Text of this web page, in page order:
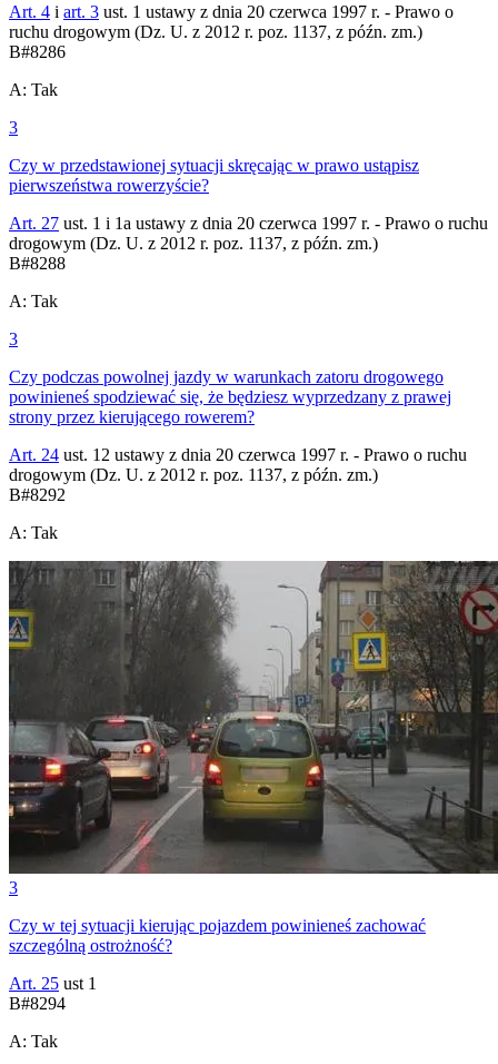
Art. 4 i art. 3 ust. 1 ustawy z dnia 20 czerwca 1997 r. - Prawo o
ruchu drogowym (Dz. U. z 2012 r. poz. 1137, z późn. zm.)
B#8286
A: Tak
3
Czy w przedstawionej sytuacji skręcając w prawo ustąpisz
pierwszeństwa rowerzyście?
Art. 27 ust. 1 i 1a ustawy z dnia 20 czerwca 1997 r. - Prawo o ruchu
drogowym (Dz. U. z 2012 r. poz. 1137, z późn. zm.)
B#8288
A: Tak
3
Czy podczas powolnej jazdy w warunkach zatoru drogowego
powinieneś spodziewać się, że będziesz wyprzedzany z prawej
strony przez kierującego rowerem?
Art. 24 ust. 12 ustawy z dnia 20 czerwca 1997 r. - Prawo o ruchu
drogowym (Dz. U. z 2012 r. poz. 1137, z późn. zm.)
B#8292
A: Tak
3
Czy w tej sytuacji kierując pojazdem powinieneś zachować
szczególną ostrożność?
Art. 25 ust 1
B#8294
A: Tak